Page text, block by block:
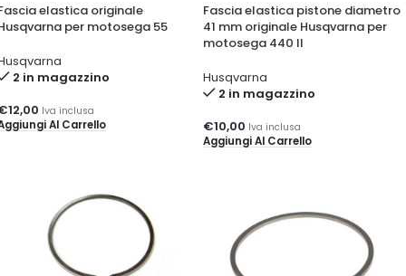
elastica originale
per motosega 55
2 in magazzino
12,00 Iva inclusa
Al Carrello
Fascia elastica pistone diametro
41 mm originale Husqvarna per
motosega 440 II
Husqvarna
2 in magazzino
€10,00 Iva inclusa
Aggiungi Al Carrello